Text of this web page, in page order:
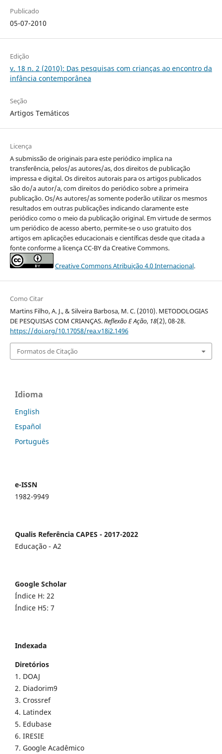
Publicado
05-07-2010
Edição
v. 18 n. 2 (2010): Das pesquisas com crianças ao encontro da
infância contemporânea
Seção
Artigos Temáticos
Licença
A submissão de originais para este periódico implica na
transferência, pelos/as autores/as, dos direitos de publicação
impressa e digital. Os direitos autorais para os artigos publicados
são do/a autor/a, com direitos do periódico sobre a primeira
publicação. Os/As autores/as somente poderão utilizar os mesmos
resultados em outras publicações indicando claramente este
periódico como o meio da publicação original. Em virtude de sermos
um periódico de acesso aberto, permite-se o uso gratuito dos
artigos em aplicações educacionais e científicas desde que citada a
fonte conforme a licença CC-BY da Creative Commons.
Creative Commons Atribuição 4.0 Internacional.
Como Citar
Martins Filho, A. J., & Silveira Barbosa, M. C. (2010). METODOLOGIAS
DE PESQUISAS COM CRIANÇAS.Reflexão E Ação, 18(2), 08-28.
https://doi.org/10.17058/rea.v18i2.1496
Formatos de Citação
Idioma
English
Español
Português
e-ISSN
1982-9949
Qualis Referência CAPES - 2017-2022
Educação - A2
Google Scholar
Índice H: 22
Índice H5: 7
Indexada
Diretórios
1. DOAJ
2. Diadorim9
3. Crossref
4. Latindex
5. Edubase
6. IRESIE
7. Google Acadêmico